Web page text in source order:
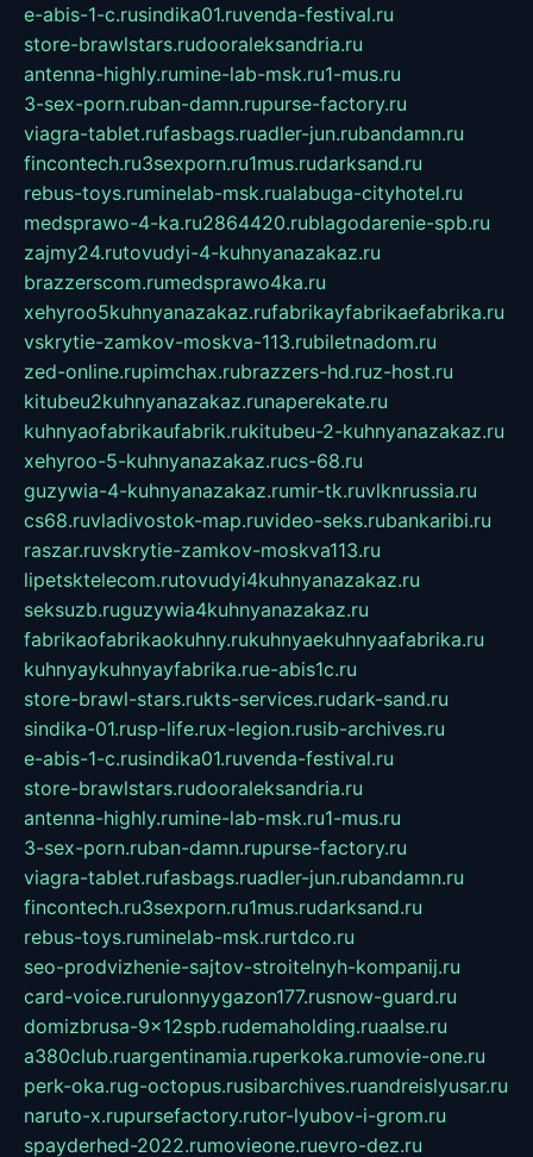
e-abis-1-c.rusindika01.ruvenda-festival.ru
store-brawlstars.rudooraleksandria.ru
antenna-highly.rumine-lab-msk.ru1-mus.ru
3-sex-porn.ruban-damn.rupurse-factory.ru
viagra-tablet.rufasbags.ruadler-jun.rubandamn.ru
fincontech.ru3sexporn.ru1mus.rudarksand.ru
rebus-toys.ruminelab-msk.rualabuga-cityhotel.ru
medsprawo-4-ka.ru2864420.rublagodarenie-spb.ru
zajmy24.rutovudyi-4-kuhnyanazakaz.ru
brazzerscom.rumedsprawo4ka.ru
xehyroo5kuhnyanazakaz.rufabrikayfabrikaefabrika.ru
vskrytie-zamkov-moskva-113.rubiletnadom.ru
zed-online.rupimchax.rubrazzers-hd.ruz-host.ru
kitubeu2kuhnyanazakaz.runaperekate.ru
kuhnyaofabrikaufabrik.rukitubeu-2-kuhnyanazakaz.ru
xehyroo-5-kuhnyanazakaz.rucs-68.ru
guzywia-4-kuhnyanazakaz.rumir-tk.ruvlknrussia.ru
cs68.ruvladivostok-map.ruvideo-seks.rubankaribi.ru
raszar.ruvskrytie-zamkov-moskva113.ru
lipetsktelecom.rutovudyi4kuhnyanazakaz.ru
seksuzb.ruguzywia4kuhnyanazakaz.ru
fabrikaofabrikaokuhny.rukuhnyaekuhnyaafabrika.ru
kuhnyaykuhnyayfabrika.rue-abis1c.ru
store-brawl-stars.rukts-services.rudark-sand.ru
sindika-01.rusp-life.rux-legion.rusib-archives.ru
e-abis-1-c.rusindika01.ruvenda-festival.ru
store-brawlstars.rudooraleksandria.ru
antenna-highly.rumine-lab-msk.ru1-mus.ru
3-sex-porn.ruban-damn.rupurse-factory.ru
viagra-tablet.rufasbags.ruadler-jun.rubandamn.ru
fincontech.ru3sexporn.ru1mus.rudarksand.ru
rebus-toys.ruminelab-msk.rurtdco.ru
seo-prodvizhenie-sajtov-stroitelnyh-kompanij.ru
card-voice.rurulonnyygazon177.rusnow-guard.ru
domizbrusa-9x12spb.rudemaholding.ruaalse.ru
a380club.ruargentinamia.ruperkoka.rumovie-one.ru
perk-oka.rug-octopus.rusibarchives.ruandreislyusar.ru
naruto-x.rupursefactory.rutor-lyubov-i-grom.ru
spayderhed-2022.rumovieone.ruevro-dez.ru